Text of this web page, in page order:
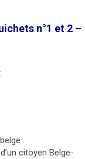
n°1 et 2 –
citoyen Belge-